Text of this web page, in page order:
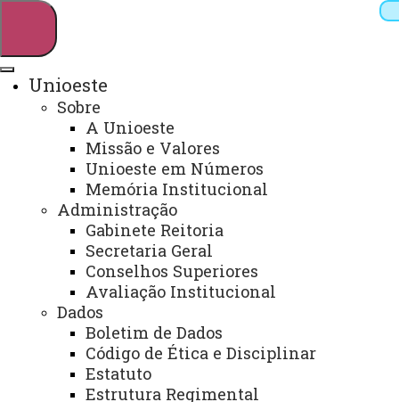
Webmail Sistemas
Telefones
Arquivo Virtual
Campus
Unioeste
Sobre
A Unioeste
Missão e Valores
Unioeste em Números
Memória Institucional
Administração
Gabinete Reitoria
Secretaria Geral
Conselhos Superiores
Avaliação Institucional
Dados
Boletim de Dados
Código de Ética e Disciplinar
Estatuto
Estrutura Regimental
CCH - Grupo “O estudo do espaço
na dança e no teatro”